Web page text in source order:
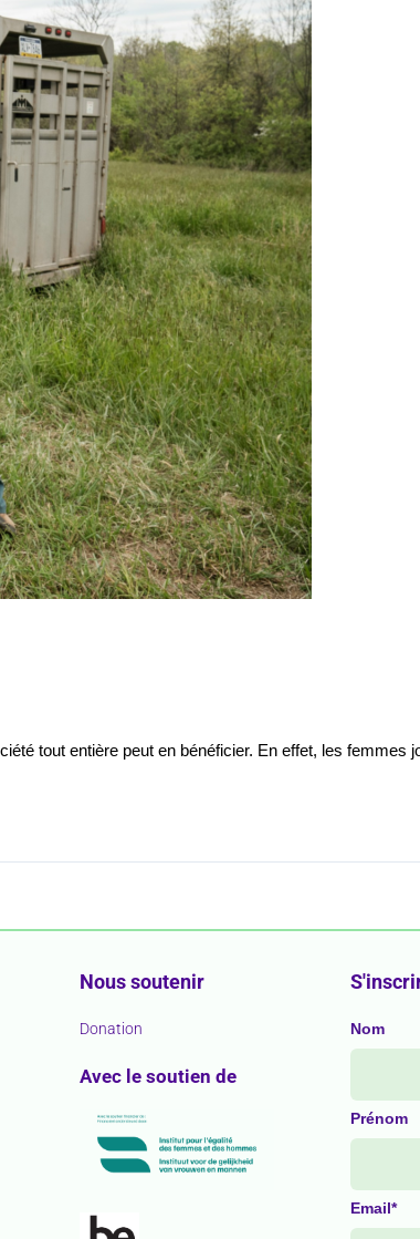
tout entière peut en bénéficier. En effet, les femmes
Nous soutenir
Donation
Avec le soutien de
Nom
Prénom
Email*